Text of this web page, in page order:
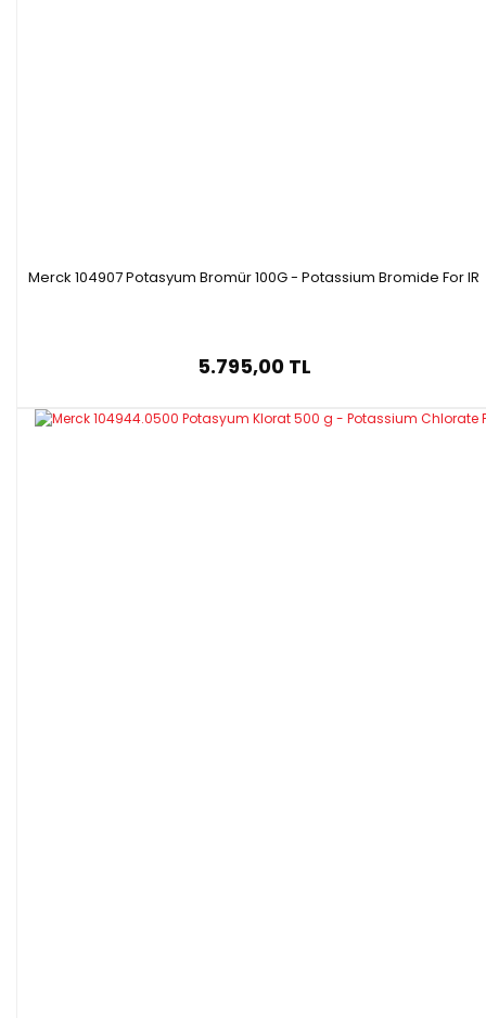
Merck 104907 Potasyum Bromür 100G - Potassium Bromide For IR
5.795,00 TL